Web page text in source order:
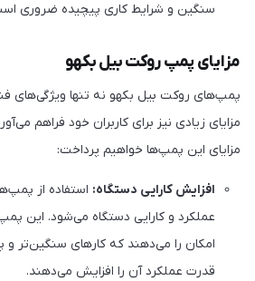
سنگین و شرایط کاری پیچیده ضروری
مزایای پمپ روکت بیل بکهو
پمپ‌های روکت بیل بکهو نه تنها ویژگی‌های
مزایای زیادی نیز برای کاربران خود فراهم
مزایای این پمپ‌ها خواهیم پرداخت:
افزایش کارایی دستگاه: استفاده از
عملکرد و کارایی دستگاه می‌شود. این
امکان را می‌دهند که کارهای سنگین‌تر و
قدرت عملکرد آن را افزایش می‌دهند.